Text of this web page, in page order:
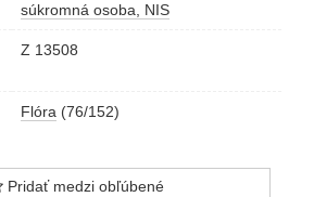
súkromná osoba, NIS
Z 13508
Flóra (76/152)
Pridať medzi obľúbené